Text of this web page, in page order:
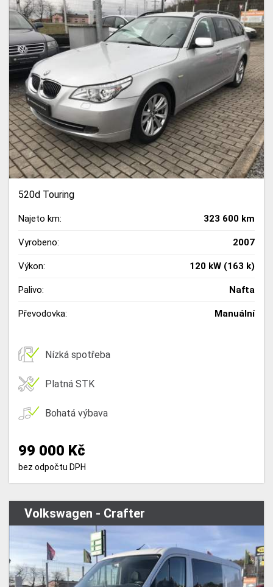
520d Touring
Najeto km: 323 600 km
Vyrobeno: 2007
Výkon: 120 kW (163 k)
Palivo: Nafta
Převodovka: Manuální
Nízká spotřeba
Platná STK
Bohatá výbava
99 000 Kč
bez odpočtu DPH
Volkswagen - Crafter